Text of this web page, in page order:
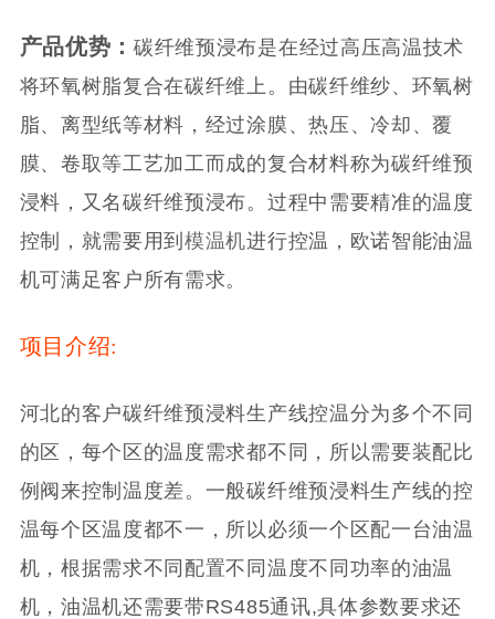
产品优势：碳纤维预浸布是在经过高压高温技术
将环氧树脂复合在碳纤维上。由碳纤维纱、环氧树
脂、离型纸等材料，经过涂膜、热压、冷却、覆
膜、卷取等工艺加工而成的复合材料称为碳纤维预
浸料，又名碳纤维预浸布。过程中需要精准的温度
控制，就需要用到模温机进行控温，欧诺智能油温
机可满足客户所有需求。
项目介绍:
河北的客户碳纤维预浸料生产线控温分为多个不同
的区，每个区的温度需求都不同，所以需要装配比
例阀来控制温度差。一般碳纤维预浸料生产线的控
温每个区温度都不一，所以必须一个区配一台油温
机，根据需求不同配置不同温度不同功率的油温
机，油温机还需要带RS485通讯,具体参数要求还